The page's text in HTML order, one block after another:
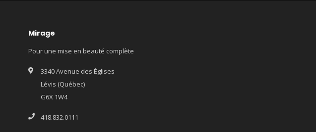
Mirage
Pour une mise en beauté complète
3340 Avenue des Églises
Lévis (Québec)
G6X 1W4
418.832.0111